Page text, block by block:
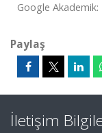
Google Akademik:
Paylaş
İletişim